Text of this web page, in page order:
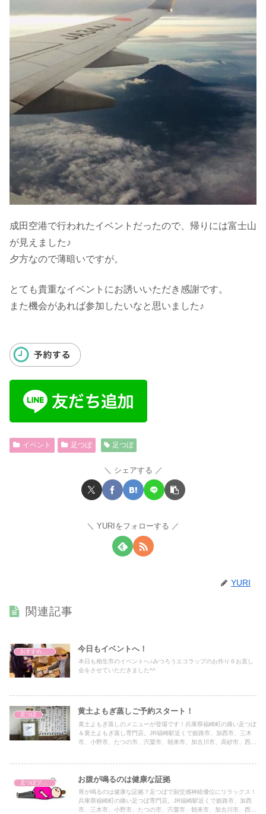
成田空港で行われたイベントだったので、帰りには富士山
が見えました♪
夕方なので薄暗いですが。
とても貴重なイベントにお誘いいただき感謝です。
また機会があれば参加したいなと思いました♪
イベント 足つぼ 足つぼ
シェアする
YURIをフォローする
YURI
関連記事
今日もイベントへ！
本日も相生市のイベントへ♪みつろうエコラップのお作り６お直し
会をさせていただきました^^
足つぼ 黄土よもぎ蒸しご予約スタート！
黄土よもぎ蒸しのメニューが登場です！兵庫県福崎町の痛い足つぼ
＆黄土よもぎ蒸し専門店。JR福崎駅近くで姫路市、加西市、三木
市、小野市、たつの市、宍粟市、朝来市、加古川市、高砂市、西脇
お腹が鳴るのは健康な証拠
胃が鳴るのは健康な証拠？足つぼで副交感神経優位にリラックス！
兵庫県福崎町の痛い足つぼ専門店。JR福崎駅近くで姫路市、加西
市、三木市、小野市、たつの市、宍粟市、朝来市、加古川市、西脇